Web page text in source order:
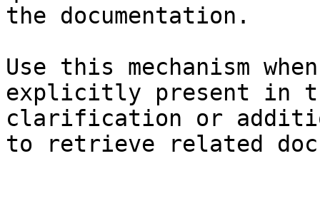
the documentation.
Use this mechanism
explicitly present in
clarification or